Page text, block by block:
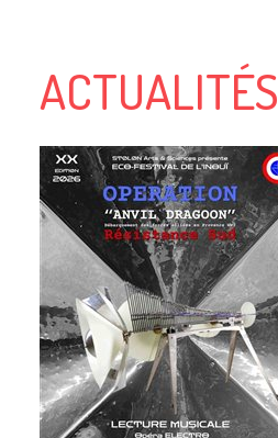
ACTUALITÉS